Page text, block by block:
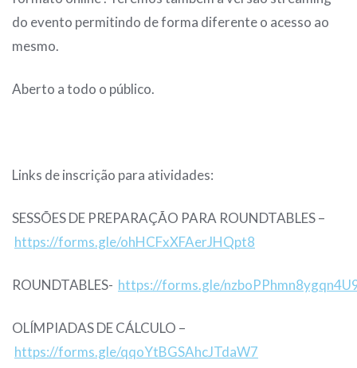
do evento permitindo de forma diferente o acesso ao
mesmo.
Aberto a todo o público.
Links de inscrição para atividades:
SESSÕES DE PREPARAÇÃO PARA ROUNDTABLES –
https://forms.gle/ohHCFxXFAerJHQpt8
ROUNDTABLES- https://forms.gle/
OLÍMPIADAS DE CÁLCULO –
https://forms.gle/qqoYtBGSAhcJTdaW7